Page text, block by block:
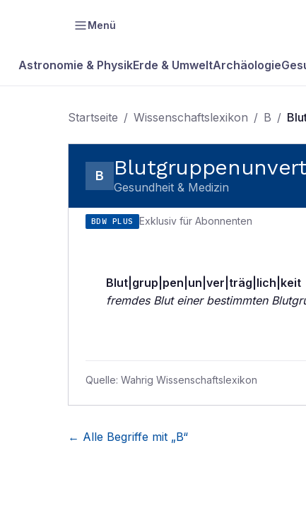
Menü
Astronomie & PhysikErde & UmweltArchäologie
Startseite / Wissenschaftslexikon / B /
B
Gesundheit & Medizin
BDW PLUS Exklusiv für Abonnenten
Blut|grup|pen|un|ver|träg|lich|keit
fremdes Blut einer bestimmten
Quelle: Wahrig Wissenschaftslexikon
← Alle Begriffe mit „B“